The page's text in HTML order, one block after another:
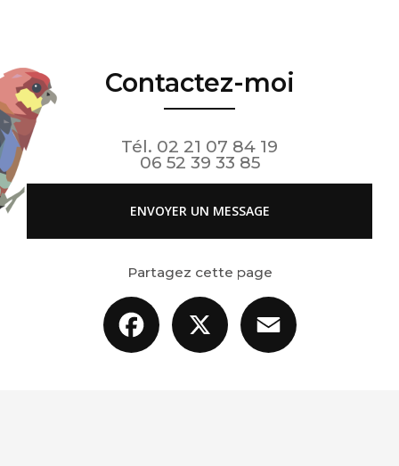
Contactez-moi
Tél. 02 21 07 84 19
06 52 39 33 85
ENVOYER UN MESSAGE
Partagez cette page
Facebook